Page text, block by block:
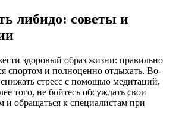
либидо: советы и
здоровый образ жизни: правильно
спортом и полноценно отдыхать. Во-
снижать стресс с помощью медитаций,
того, не бойтесь обсуждать свои
и обращаться к специалистам при